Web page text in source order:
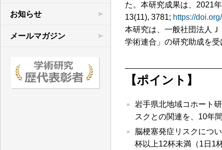
学術連合の研究
先行研究など
お知らせ
メールマガジン
た。本研究成果は、2021
13(11), 3781; https://
本研究は、一般社団法人
学術連合」の研究助成を
【ポイント】
岩手県北地域コホート
スクとの関連を、10年
脳梗塞発症リスクにつ
杯以上12杯未満（1日1